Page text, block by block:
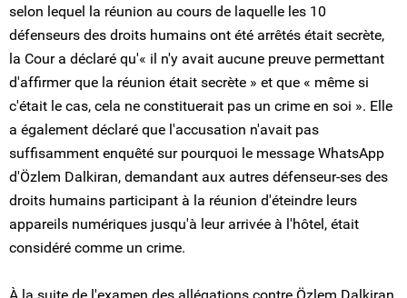
selon lequel la réunion au cours de laquelle les 10
défenseurs des droits humains ont été arrêtés était secrète,
la Cour a déclaré qu'« il n'y avait aucune preuve permettant
d'affirmer que la réunion était secrète » et que « même si
c'était le cas, cela ne constituerait pas un crime en soi ». Elle
a également déclaré que l'accusation n'avait pas
suffisamment enquêté sur pourquoi le message WhatsApp
d'Özlem Dalkiran, demandant aux autres défenseur-ses des
droits humains participant à la réunion d'éteindre leurs
appareils numériques jusqu'à leur arrivée à l'hôtel, était
considéré comme un crime.